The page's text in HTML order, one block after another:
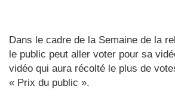
Dans le cadre de la Semaine de la
le public peut aller voter pour sa
vidéo qui aura récolté le plus de
« Prix du public ».